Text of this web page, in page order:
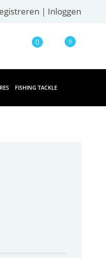
| Inloggen
0 0
FISHING TACKLE